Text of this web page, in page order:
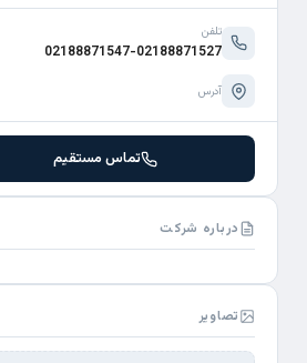
تلفن
02188871547-02188871527
آدرس
تماس مستقیم
درباره شرکت
تصاویر